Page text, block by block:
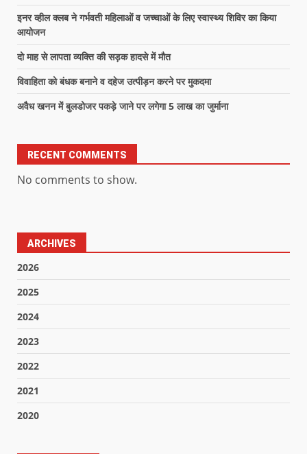
इनर व्हील क्लब ने गर्भवती महिलाओं व जच्चाओं के लिए स्वास्थ्य शिविर का किया
आयोजन
दो माह से लापता व्यक्ति की सड़क हादसे में मौत
विवाहिता को बंधक बनाने व दहेज उत्पीड़न करने पर मुकदमा
अवैध खनन में बुलडोजर पकड़े जाने पर लगेगा 5 लाख का जुर्माना
RECENT COMMENTS
No comments to show.
ARCHIVES
2026
2025
2024
2023
2022
2021
2020